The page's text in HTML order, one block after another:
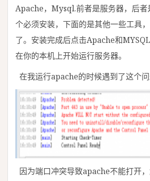
Apache，Mysql.前者是服务器，后者
个必须安装，下面的是其他一些工具
了。安装完成后点击Apache和
在你的本机上开始运行服务器。
在我运行apache的时候遇到了这个问
因为端口冲突导致apache不能打开